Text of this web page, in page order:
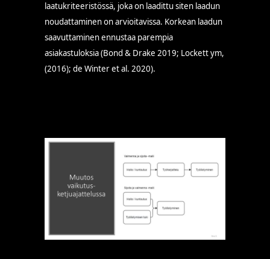
laatukriteeristössä, joka on laadittu siten laadun
noudattaminen on arvioitavissa. Korkean laadun
saavuttaminen ennustaa parempia
asiakastuloksia (Bond & Drake 2019; Lockett ym,
(2016); de Winter et al. 2020).